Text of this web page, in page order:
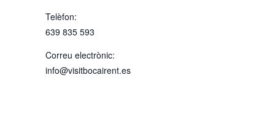
Telèfon:
639 835 593
Correu electrònic:
info@visitbocairent.es